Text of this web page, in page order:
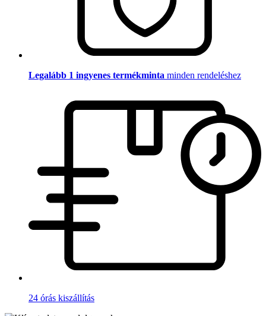
Legalább 1 ingyenes termékminta minden rendeléshez
24 órás kiszállítás